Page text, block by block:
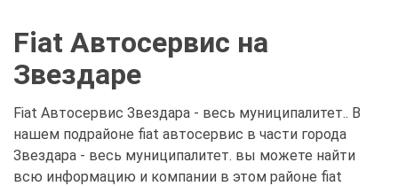
Fiat Автосервис на
Звездаре
Fiat Автосервис Звездара - весь муниципалитет.. В
нашем подрайоне fiat автосервис в части города
Звездара - весь муниципалитет. вы можете найти
всю информацию и компании в этом районе fiat